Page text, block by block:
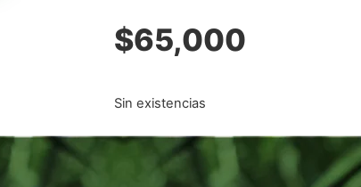
$65,000
Sin existencias